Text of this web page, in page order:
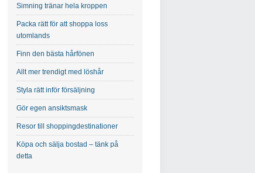
Simning tränar hela kroppen
Packa rätt för att shoppa loss
utomlands
Finn den bästa hårfönen
Allt mer trendigt med löshår
Styla rätt inför försäljning
Gör egen ansiktsmask
Resor till shoppingdestinationer
Köpa och sälja bostad – tänk på
detta